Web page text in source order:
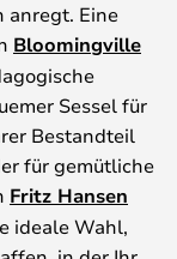
anregt. Eine
Bloomingville
Sessel für
Bestandteil
für gemütliche
Fritz Hansen
ideale Wahl,